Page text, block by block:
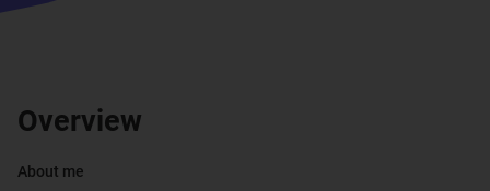
Overview
About me